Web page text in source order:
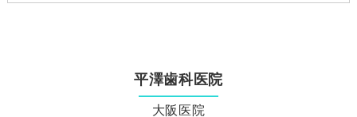
平澤歯科医院
大阪医院